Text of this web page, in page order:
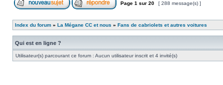
Page 1 sur 20 [ 288 message(s) ]
Index du forum » La Mégane CC et nous » Fans de cabriolets et autres voitures
Qui est en ligne ?
Utilisateur(s) parcourant ce forum : Aucun utilisateur inscrit et 4 invité(s)